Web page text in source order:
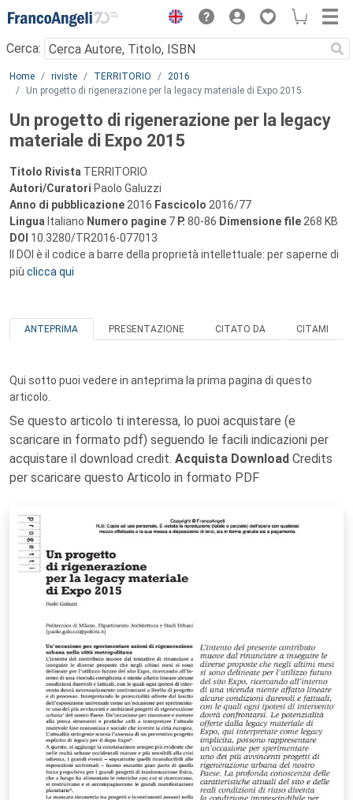
Menu
Cerca:
Main content
Home riviste TERRITORIO
2016
Un progetto di rigenerazione per la legacy materiale di Expo 2015
Un progetto di rigenerazione per la legacy
materiale di Expo 2015
Titolo Rivista TERRITORIO
Autori/Curatori Paolo Galuzzi
Anno di pubblicazione 2016 Fascicolo 2016/77
Lingua Italiano Numero pagine 7 P. 80-86 Dimensione file 268 KB
DOI 10.3280/TR2016-077013
Il DOI è il codice a barre della proprietà intellettuale: per saperne di
più clicca qui
ANTEPRIMA PRESENTAZIONE CITATO DA CITAMI
Qui sotto puoi vedere in anteprima la prima pagina di questo
articolo.
Se questo articolo ti interessa, lo puoi acquistare (e
scaricare in formato pdf) seguendo le facili indicazioni per
acquistare il download credit. Acquista Download Credits
per scaricare questo Articolo in formato PDF